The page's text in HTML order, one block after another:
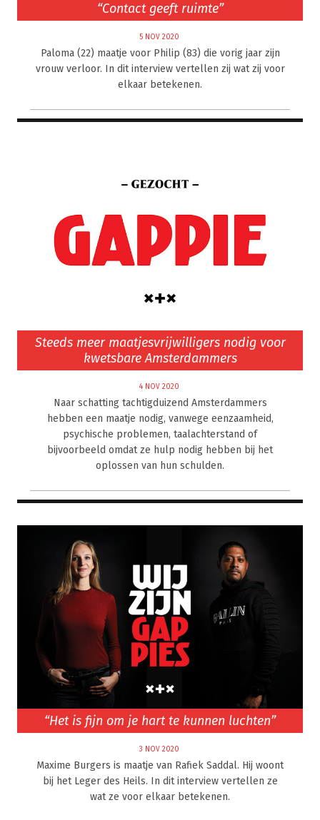
“Contact geeft ruimte”
5 NOV 2020
Paloma (22) maatje voor Philip (83) die vorig jaar zijn
vrouw verloor. In dit interview vertellen zij wat zij voor
elkaar betekenen.
Steeds meer maatjesvrijwilligers nodig voor
kwetsbare Amsterdammers
4 NOV 2020
Naar schatting tachtigduizend Amsterdammers
hebben een maatje nodig, vanwege eenzaamheid,
psychische problemen, taalachterstand of
bijvoorbeeld omdat ze hulp nodig hebben bij het
oplossen van hun schulden.
“Het is fijn om je hart te kunnen luchten”
3 NOV 2020
Maxime Burgers is maatje van Rafiek Saddal. Hij woont
bij het Leger des Heils. In dit interview vertellen ze
wat ze voor elkaar betekenen.